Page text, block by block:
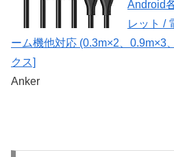
Android
レット /
ーム機他対応 (0.3m×2、0.9m×3
クス]
Anker